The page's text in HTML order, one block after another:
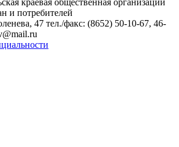
и потребителей
47 тел./факс: (8652) 50-10-67, 46-